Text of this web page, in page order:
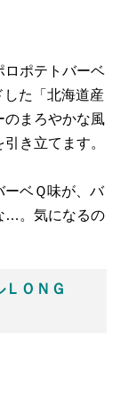
ロポテトバーベ
した「北海道産
のまろやかな風
き立てます。
ーベＱ味が、バ
…。気になるの
ＬＯＮＧ